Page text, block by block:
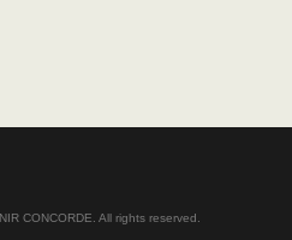
CONCORDE. All rights reserved.